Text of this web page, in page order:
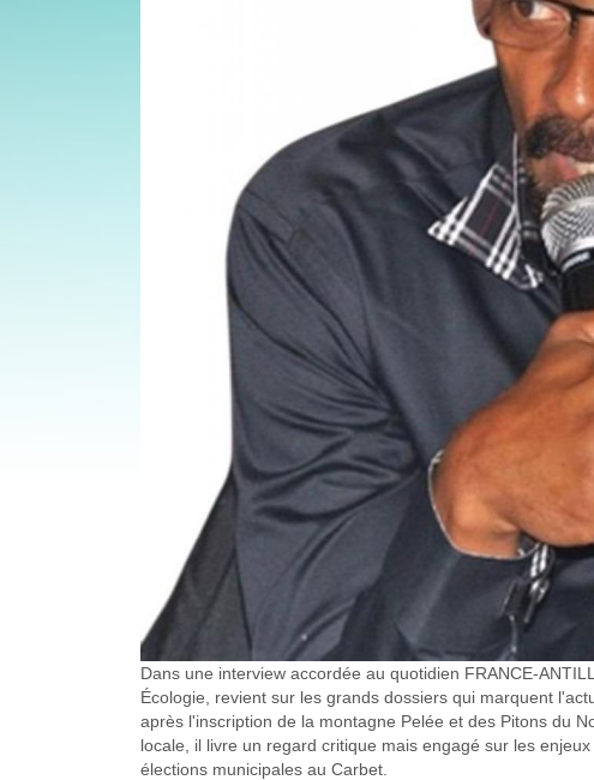
Dans une interview accordée au quotidien FRANCE-
Écologie, revient sur les grands dossiers qui marquent
après l'inscription de la montagne Pelée et des Pitons du
locale, il livre un regard critique mais engagé sur les
élections municipales au Carbet.